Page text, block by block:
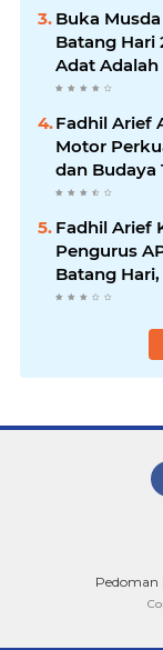
Buka
Batang Hari
Adat
Generasi
Fadhil Arief
Motor
dan Budaya
Fadhil Arief
Pengurus
Batang
Periode
Pedoman